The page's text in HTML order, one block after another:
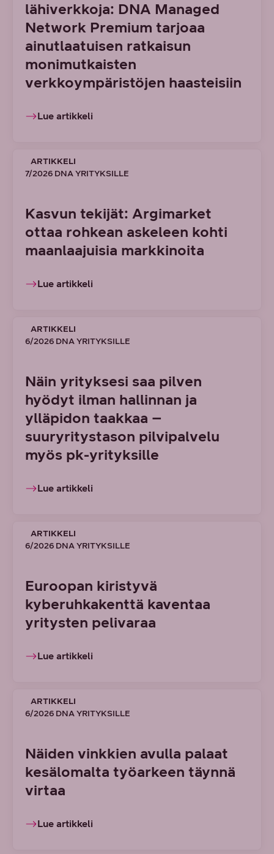
lähiverkkoja: DNA Managed
Network Premium tarjoaa
ainutlaatuisen ratkaisun
monimutkaisten
verkkoympäristöjen haasteisiin
Lue artikkeli
ARTIKKELI
7/2026 DNA YRITYKSILLE
Kasvun tekijät: Argimarket
ottaa rohkean askeleen kohti
maanlaajuisia markkinoita
Lue artikkeli
ARTIKKELI
6/2026 DNA YRITYKSILLE
Näin yrityksesi saa pilven
hyödyt ilman hallinnan ja
ylläpidon taakkaa –
suuryritystason pilvipalvelu
myös pk-yrityksille
Lue artikkeli
ARTIKKELI
6/2026 DNA YRITYKSILLE
Euroopan kiristyvä
kyberuhkakenttä kaventaa
yritysten pelivaraa
Lue artikkeli
ARTIKKELI
6/2026 DNA YRITYKSILLE
Näiden vinkkien avulla palaat
kesälomalta työarkeen täynnä
virtaa
Lue artikkeli